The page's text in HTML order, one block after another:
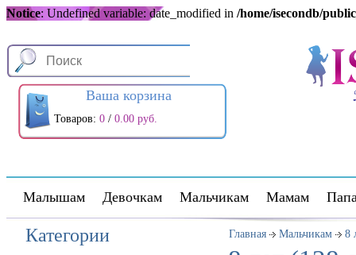
Notice: Undefined variable: date_modified in /home/isecondb/
Ваша корзина
Товаров: 0 / 0.00 руб.
Малышам Девочкам Мальчикам Мамам
Категории Главная Мальчикам 8